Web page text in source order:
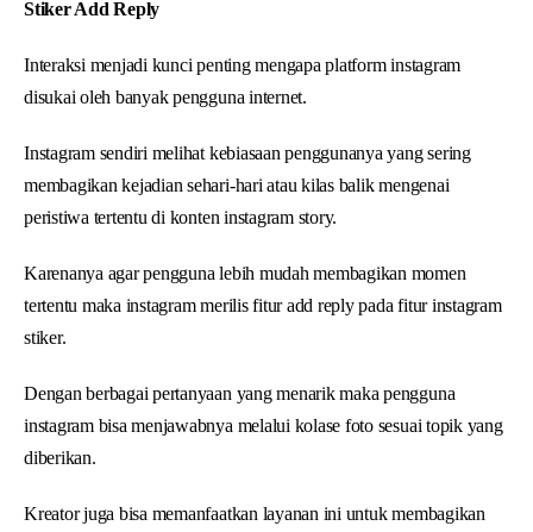
Stiker Add Reply
Interaksi menjadi kunci penting mengapa platform instagram
disukai oleh banyak pengguna internet.
Instagram sendiri melihat kebiasaan penggunanya yang sering
membagikan kejadian sehari-hari atau kilas balik mengenai
peristiwa tertentu di konten instagram story.
Karenanya agar pengguna lebih mudah membagikan momen
tertentu maka instagram merilis fitur add reply pada fitur instagram
stiker.
Dengan berbagai pertanyaan yang menarik maka pengguna
instagram bisa menjawabnya melalui kolase foto sesuai topik yang
diberikan.
Kreator juga bisa memanfaatkan layanan ini untuk membagikan